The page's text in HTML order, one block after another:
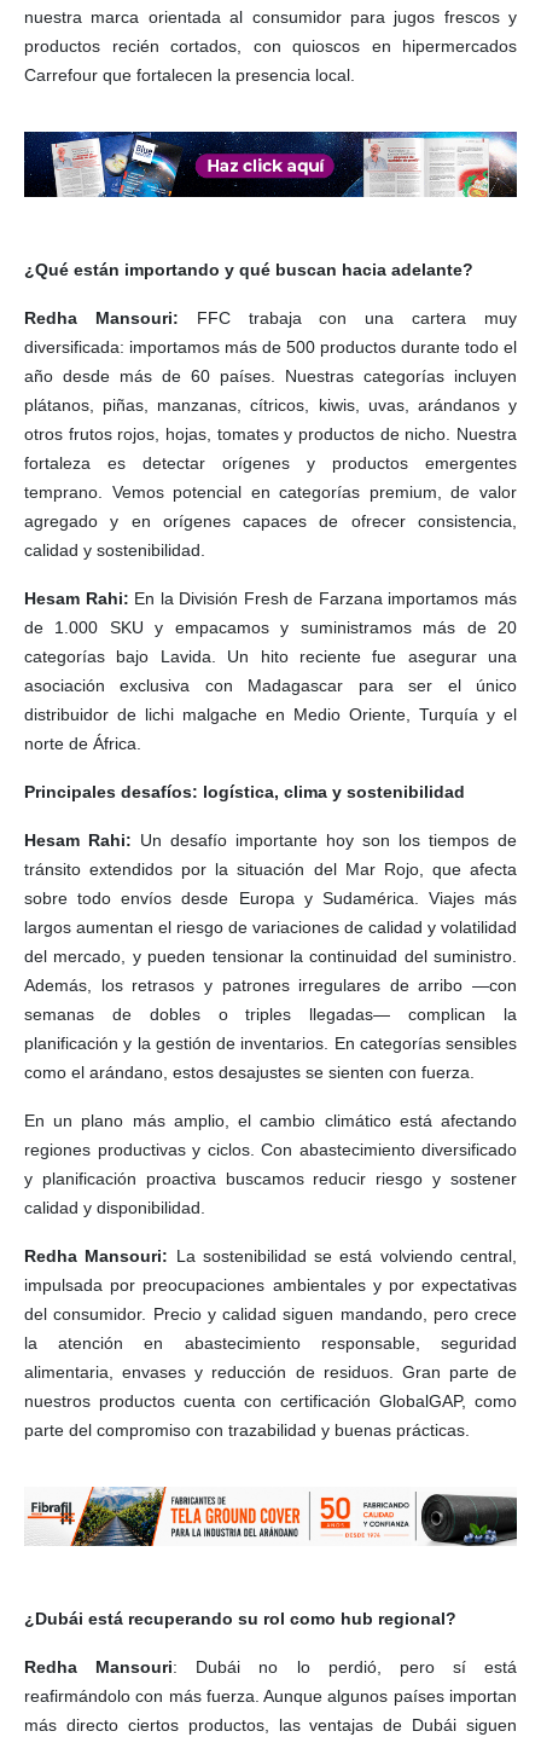
nuestra marca orientada al consumidor para jugos frescos y
productos recién cortados, con quioscos en hipermercados
Carrefour que fortalecen la presencia local.
¿Qué están importando y qué buscan hacia adelante?
Redha Mansouri: FFC trabaja con una cartera muy
diversificada: importamos más de 500 productos durante todo el
año desde más de 60 países. Nuestras categorías incluyen
plátanos, piñas, manzanas, cítricos, kiwis, uvas, arándanos y
otros frutos rojos, hojas, tomates y productos de nicho. Nuestra
fortaleza es detectar orígenes y productos emergentes
temprano. Vemos potencial en categorías premium, de valor
agregado y en orígenes capaces de ofrecer consistencia,
calidad y sostenibilidad.
Hesam Rahi: En la División Fresh de Farzana importamos más
de 1.000 SKU y empacamos y suministramos más de 20
categorías bajo Lavida. Un hito reciente fue asegurar una
asociación exclusiva con Madagascar para ser el único
distribuidor de lichi malgache en Medio Oriente, Turquía y el
norte de África.
Principales desafíos: logística, clima y sostenibilidad
Hesam Rahi: Un desafío importante hoy son los tiempos de
tránsito extendidos por la situación del Mar Rojo, que afecta
sobre todo envíos desde Europa y Sudamérica. Viajes más
largos aumentan el riesgo de variaciones de calidad y volatilidad
del mercado, y pueden tensionar la continuidad del suministro.
Además, los retrasos y patrones irregulares de arribo —con
semanas de dobles o triples llegadas— complican la
planificación y la gestión de inventarios. En categorías sensibles
como el arándano, estos desajustes se sienten con fuerza.
En un plano más amplio, el cambio climático está afectando
regiones productivas y ciclos. Con abastecimiento diversificado
y planificación proactiva buscamos reducir riesgo y sostener
calidad y disponibilidad.
Redha Mansouri: La sostenibilidad se está volviendo central,
impulsada por preocupaciones ambientales y por expectativas
del consumidor. Precio y calidad siguen mandando, pero crece
la atención en abastecimiento responsable, seguridad
alimentaria, envases y reducción de residuos. Gran parte de
nuestros productos cuenta con certificación GlobalGAP, como
parte del compromiso con trazabilidad y buenas prácticas.
¿Dubái está recuperando su rol como hub regional?
Redha Mansouri: Dubái no lo perdió, pero sí está
reafirmándolo con más fuerza. Aunque algunos países importan
más directo ciertos productos, las ventajas de Dubái siguen